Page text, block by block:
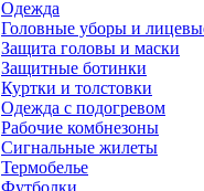
Одежда
Головные уборы и
Защита головы и маски
Защитные ботинки
Куртки и толстовки
Одежда с подогревом
Рабочие комбнезоны
Сигнальные жилеты
Термобелье
Футболки